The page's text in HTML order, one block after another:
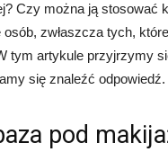
Czy można ją stosować
osób, zwłaszcza tych,
tym artykule przyjrzymy
się znaleźć odpowiedź.
pod